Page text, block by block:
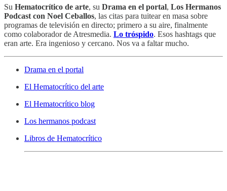
Su Hematocrítico de arte, su Drama en el portal, Los Hermanos
Podcast con Noel Ceballos, las citas para tuitear en masa sobre
programas de televisión en directo; primero a su aire, finalmente
como colaborador de Atresmedia. Lo tróspido. Esos hashtags que
eran arte. Era ingenioso y cercano. Nos va a faltar mucho.
Drama en el portal
El Hematocrítico del arte
El Hematocrítico blog
Los hermanos podcast
Libros de Hematocrítico